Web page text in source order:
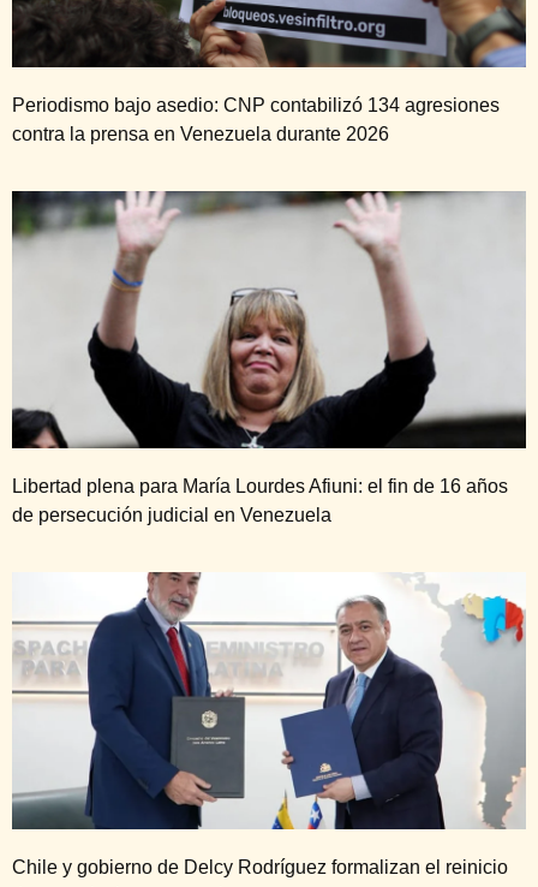
Periodismo bajo asedio: CNP contabilizó 134 agresiones
contra la prensa en Venezuela durante 2026
Libertad plena para María Lourdes Afiuni: el fin de 16 años
de persecución judicial en Venezuela
Chile y gobierno de Delcy Rodríguez formalizan el reinicio